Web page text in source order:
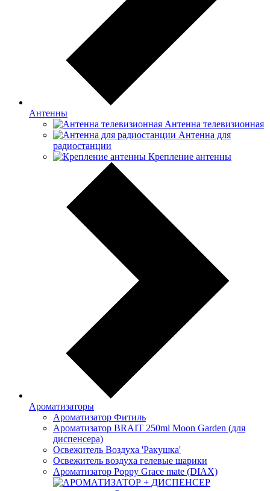
Антенны
Антенна телевизионная
Антенна для
радиостанции
Крепление антенны
Ароматизаторы
Ароматизатор Фитиль
Ароматизатор BRAIT 250ml Moon Garden (для
диспенсера)
Освежитель Воздуха 'Ракушка'
Освежитель воздуха гелевые шарики
Ароматизатор Poppy Grace mate (DIAX)